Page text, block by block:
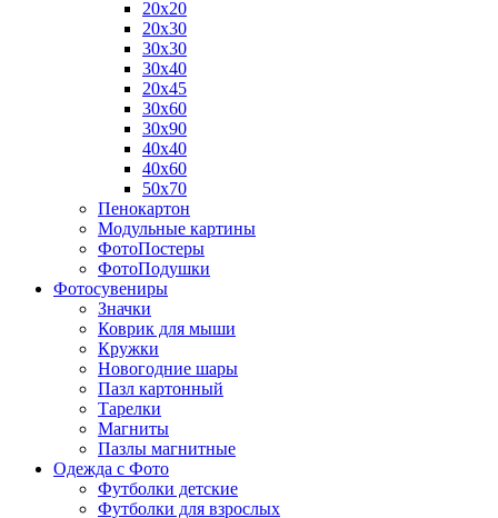
20х20
20х30
30х30
30х40
20х45
30х60
30х90
40х40
40х60
50х70
Пенокартон
Модульные картины
ФотоПостеры
ФотоПодушки
Фотоcувениры
Значки
Коврик для мыши
Кружки
Новогодние шары
Пазл картонный
Тарелки
Магниты
Пазлы магнитные
Одежда с Фото
Футболки детские
Футболки для взрослых